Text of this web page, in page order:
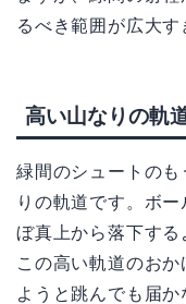
るべき範囲が広大す
高い山なりの軌
緑間のシュートの
りの軌道です。ボ
ぼ真上から落下する
この高い軌道のお
ようと跳んでも届